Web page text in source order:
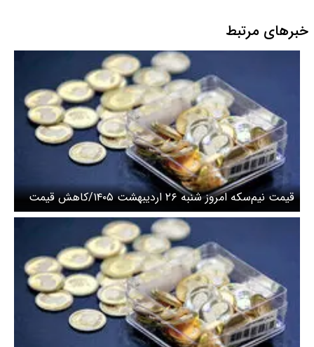
خبرهای مرتبط
قیمت نیم‌سکه امروز شنبه ۲۶ اردیبهشت ۱۴۰۵/کاهش قیمت
سکه